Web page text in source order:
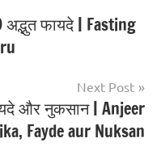
फायदे | Fasting
Next Post
और नुकसान | Anjeer
Fayde aur Nuksan